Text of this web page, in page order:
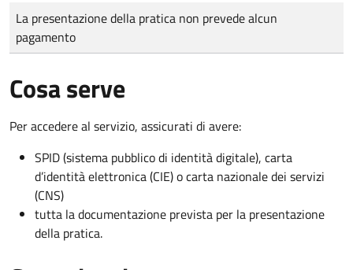
Tipo di pagamento
Importo
La presentazione della pratica non prevede alcun
pagamento
Cosa serve
Per accedere al servizio, assicurati di avere:
SPID (sistema pubblico di identità digitale), carta
d’identità elettronica (CIE) o carta nazionale dei servizi
(CNS)
tutta la documentazione prevista per la presentazione
della pratica.